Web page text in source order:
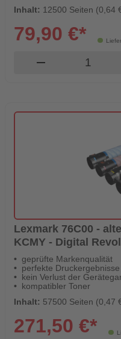
Inhalt: 12500 Seiten (0,64
79,90 €*
remove Produkt
Lexmark 76C00 -
KCMY - Digital
geprüfte Markenqualität
perfekte Druckergebnisse
kein Verlust der
kompatibler Toner
Inhalt: 57500 Seiten (0,47
271,50 €*